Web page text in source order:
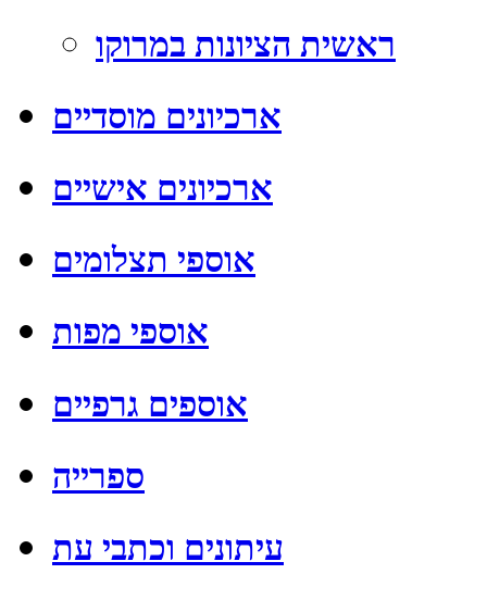
ראשית הציונות במרוקו
ארכיונים מוסדיים
ארכיונים אישיים
אוספי תצלומים
אוספי מפות
אוספים גרפיים
ספרייה
עיתונים וכתבי עת